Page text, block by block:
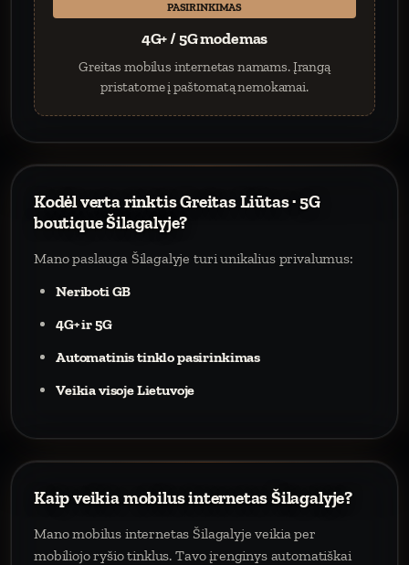
PASIRINKIMAS
4G+ / 5G modemas
Greitas mobilus internetas namams. Įrangą
pristatome į paštomatą nemokamai.
Kodėl verta rinktis Greitas Liūtas · 5G
boutique Šilagalyje?
Mano paslauga Šilagalyje turi unikalius privalumus:
Neriboti GB
4G+ ir 5G
Automatinis tinklo pasirinkimas
Veikia visoje Lietuvoje
Kaip veikia mobilus internetas Šilagalyje?
Mano mobilus internetas Šilagalyje veikia per
mobiliojo ryšio tinklus. Tavo įrenginys automatiškai